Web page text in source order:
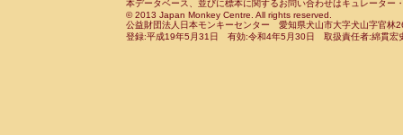
(0)
CercopithecidaePapio cynocephalus
CercopithecidaePapio hamadryas(0)
CebidaeSaguinus leucopus(0)
CebidaeSaguinus midas(0)
Cebidae Saguinus mystax(0)
本データベース、並びに標本に関するお問い合わせはキュレータ
© 2013 Japan Monkey Centre. All rights reserved.
公益財団法人日本モンキーセンター 愛知県犬山市大字犬山字官
登録:平成19年5月31日 有効:令和4年5月30日 取扱責任者:綿貫宏